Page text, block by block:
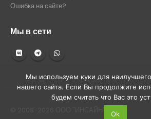
Ошибка на сайте?
Мы в сети
Мы используем куки для
нашего сайта. Если Вы продолжите
будем считать что Вас это
Ok